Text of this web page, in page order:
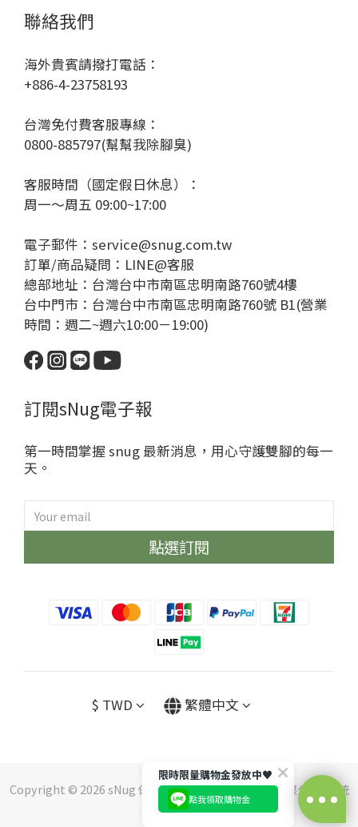
聯絡我們
海外貴賓請撥打電話：
+886-4-23758193
台灣免付費客服專線：
0800-885797(幫幫我除腳臭)
客服時間（國定假日休息）：
周一～周五 09:00~17:00
電子郵件：service@snug.com.tw
訂單/商品疑問： LINE@客服
總部地址：台灣台中市南區忠明南路760號4樓
台中門市：台灣台中市南區忠明南路760號 B1(營業
時間：週二~週六10:00－19:00)
訂閱sNug電子報
第一時間掌握 snug 最新消息，用心守護雙腳的每一
天。
點選訂閱
$ TWD 繁體中文
Copyright © 2026 sNug 保留一切權利 ｜斯傑利企業有限公司 ｜ 統
編：16552210
限時限量購物金發放中♥️
點我領取購物金